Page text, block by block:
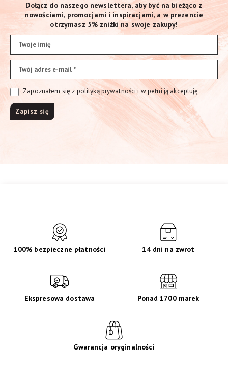
Dołącz do naszego newslettera, aby być na bieżąco z
nowościami, promocjami i inspiracjami, a w prezencie
otrzymasz 5% zniżki na swoje zakupy!
Zapoznałem się z polityką prywatności i w pełni ją akceptuję
100% bezpieczne płatności 14 dni na zwrot
Ekspresowa dostawa Ponad 1700 marek
Gwarancja oryginalności